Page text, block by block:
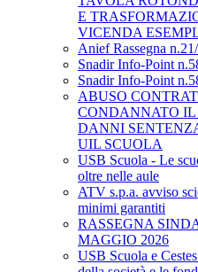
E
VICENDA
Anief Rassegna
Snadir Info-Point
Snadir Info-Point
ABUSO
CONDANNATO
DANNI
UIL SCUOLA
USB Scuola - Le
oltre nelle aule
ATV s.p.a. avviso
minimi garantiti
RASSEGNA
MAGGIO 2026
USB Scuola e